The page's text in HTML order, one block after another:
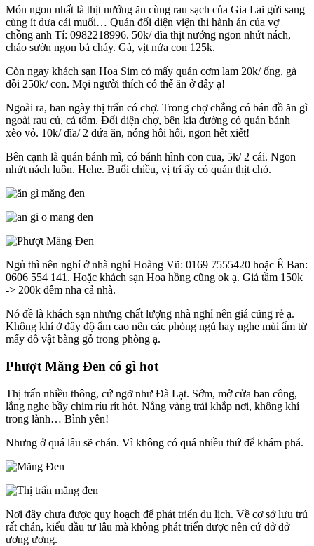
Món ngon nhất là thịt nướng ăn cùng rau sạch của Gia Lai gửi sang
cùng ít dưa cải muối… Quán đối diện viện thi hành án của vợ
chồng anh Tí: 0982218996. 50k/ đĩa thịt nướng ngon nhứt nách,
cháo sườn ngon bá cháy. Gà, vịt nửa con 125k.
Còn ngay khách sạn Hoa Sim có mấy quán cơm lam 20k/ ống, gà
đồi 250k/ con. Mọi người thích có thể ăn ở đây ạ!
Ngoài ra, ban ngày thị trấn có chợ. Trong chợ chẳng có bán đồ ăn gì
ngoài rau củ, cá tôm. Đối diện chợ, bên kia đường có quán bánh
xèo vỏ. 10k/ đĩa/ 2 đứa ăn, nóng hôi hổi, ngon hết xiết!
Bên cạnh là quán bánh mì, có bánh hình con cua, 5k/ 2 cái. Ngon
nhứt nách luôn. Hehe. Buổi chiều, vị trí ấy có quán thịt chó.
Ngủ thì nên nghỉ ở nhà nghỉ Hoàng Vũ: 0169 7555420 hoặc Ê Ban:
0606 554 141. Hoặc khách sạn Hoa hồng cũng ok ạ. Giá tầm 150k
-> 200k đêm nha cả nhà.
Nó đề là khách sạn nhưng chất lượng nhà nghỉ nên giá cũng rẻ ạ.
Không khí ở đây độ ẩm cao nên các phòng ngủ hay nghe mùi ẩm từ
mấy đồ vật bàng gỗ trong phòng ạ.
Phượt Măng Đen có gì hot
Thị trấn nhiều thông, cứ ngỡ như Đà Lạt. Sớm, mở cửa ban công,
lắng nghe bầy chim ríu rít hót. Nắng vàng trải khắp nơi, không khí
trong lành… Bình yên!
Nhưng ở quá lâu sẽ chán. Vì không có quá nhiều thứ để khám phá.
Nơi đây chưa được quy hoạch để phát triển du lịch. Về cơ sở lưu trú
rất chán, kiểu đầu tư lâu mà không phát triển được nên cứ dở dở
ương ương.